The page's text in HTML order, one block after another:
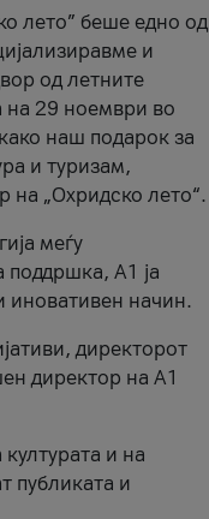
лето” беше едно од
и
од летните
на 29 ноември во
наш подарок за
и туризам,
на „Охридско лето“.
меѓу
поддршка, A1 ја
иновативен начин.
директорот
директор на A1
и на
публиката и